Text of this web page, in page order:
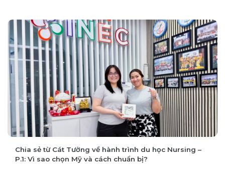
Úc công bố chỉ tiêu tuyển sinh quốc tế năm 2027:
Cách chọn trường để tăng tỷ lệ Visa 500